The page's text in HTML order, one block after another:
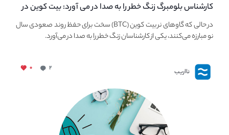
کارشناس بلومبرگ زنگ خطر را به صدا در می آورد: بیت کوین در
معرض خطر سقوط بزرگ است - دلیل آن چیست؟در حالی که گاوهای نر بیت کوین (BTC) سخت برای حفظ روند صعودی سال
نو مبارزه می‌کنند، یکی از کارشناسان زنگ خطر را به صدا در می‌آورد.
نااریب ۲ ۰